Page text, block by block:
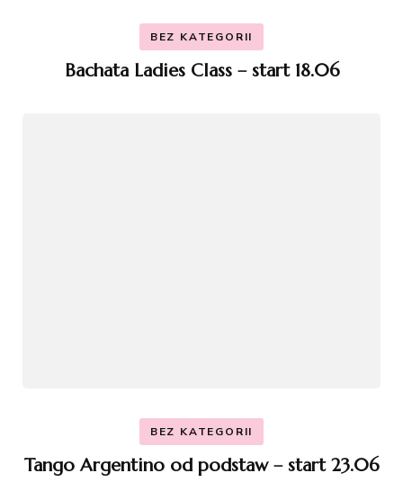
BEZ KATEGORII
Bachata Ladies Class – start 18.06
BEZ KATEGORII
Tango Argentino od podstaw – start 23.06